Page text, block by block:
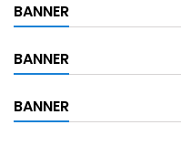
BANNER
BANNER
BANNER